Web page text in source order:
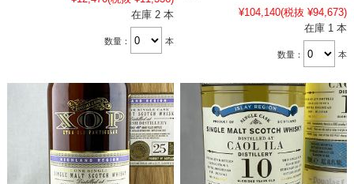
在庫 2 本
数量： 本
¥104,140(税抜 ¥94,673)
在庫 1 本
数量： 本